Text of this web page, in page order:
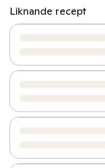
Liknande recept